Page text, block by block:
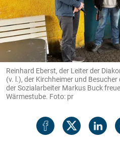
Reinhard Eberst, der Leiter der
(v. l.), der Kirchheimer und
der Sozialarbeiter Markus Buck
Wärmestube. Foto: pr